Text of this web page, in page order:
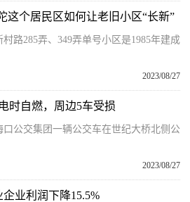
这个居民区如何让老旧小区“长新”
路285弄、349弄单号小区是1985年建成
2023/08/27
时自燃，周边5车受损
口公交集团一辆公交车在世纪大桥北侧公
2023/08/27
业利润下降15.5%